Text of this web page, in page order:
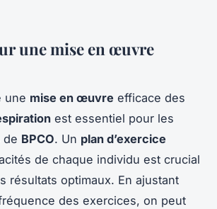
une mise en œuvre
une mise en œuvre efficace des
est essentiel pour les
de BPCO. Un plan d’exercice
de chaque individu est crucial
résultats optimaux. En ajustant
des exercices, on peut